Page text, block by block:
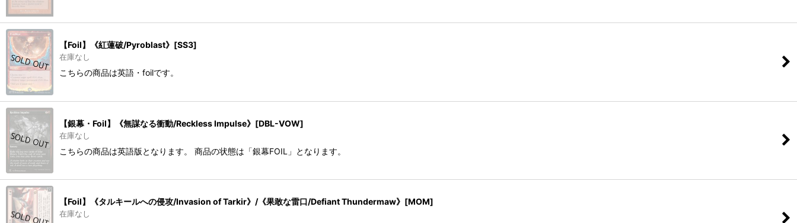
【Foil】《紅蓮破/Pyroblast》[SS3]
在庫なし
こちらの商品は英語・foilです。
【銀幕・Foil】《無謀なる衝動/Reckless Impulse》[DBL-VOW]
在庫なし
こちらの商品は英語版となります。 商品の状態は「銀幕FOIL」となります。
【Foil】《タルキールへの侵攻/Invasion of Tarkir》/《果敢な雷口/Defiant Thundermaw》[MOM]
在庫なし